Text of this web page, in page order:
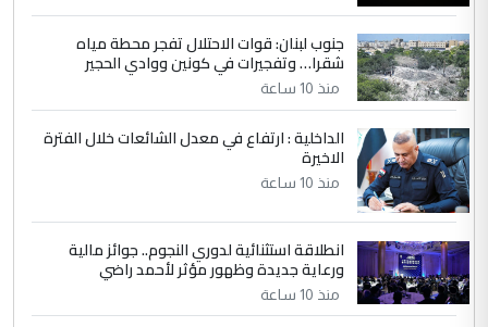
4 سردار
التعليق : واحد من عصابة علي ماما يسقط
جنسية الرافد الثالث للعراق ومن اصول عريقة
الموضوع :
الجواهري يرد على صدام حسين سل
مضجعيك يابن الزنا (نص كامل)
5 سردار
التعليق : واحد من عصابة علي ماما يسقط
جنسية الرافد الثالث للعراق ومن اصول عريقة
جنوب لبنان: قوات الاحتلال تفجر محطة مياه
شقرا… وتفجيرات في كونين ووادي الحجير
منذ 10 ساعة
الداخلية : ارتفاع في معدل الشائعات خلال الفترة
الاخيرة
منذ 10 ساعة
انطلاقة استثنائية لدوري النجوم.. جوائز مالية
ورعاية جديدة وظهور مؤثر لأحمد راضي
منذ 10 ساعة